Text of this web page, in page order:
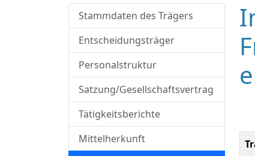
Stammdaten des Trägers
Entscheidungsträger
Personalstruktur
Satzung/Gesellschaftsvertrag
Tätigkeitsberichte
Mittelherkunft